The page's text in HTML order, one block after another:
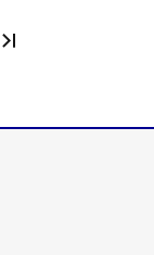
Page suivante